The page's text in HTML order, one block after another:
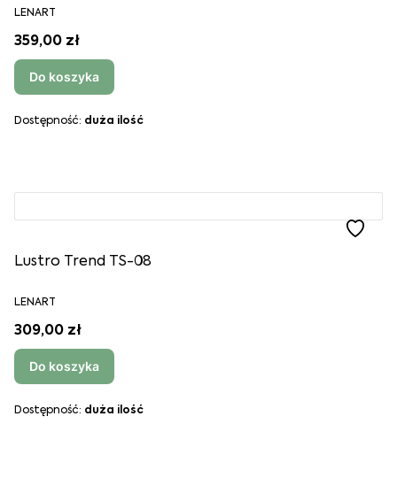
LENART
359,00 zł
Do koszyka
Dostępność: duża ilość
Lustro Trend TS-08
LENART
309,00 zł
Do koszyka
Dostępność: duża ilość